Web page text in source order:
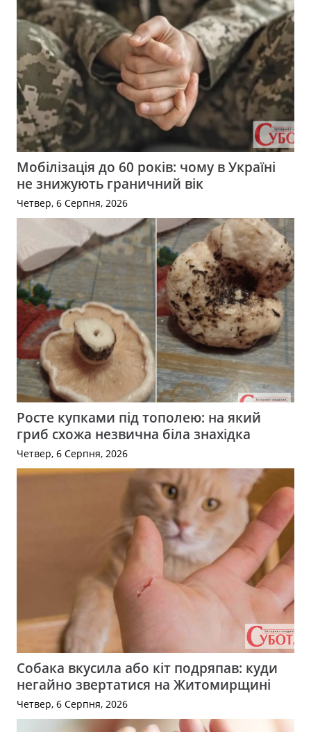
Мобілізація до 60 років: чому в Україні
не знижують граничний вік
Четвер, 6 Серпня, 2026
Росте купками під тополею: на який
гриб схожа незвична біла знахідка
Четвер, 6 Серпня, 2026
Собака вкусила або кіт подряпав: куди
негайно звертатися на Житомирщині
Четвер, 6 Серпня, 2026